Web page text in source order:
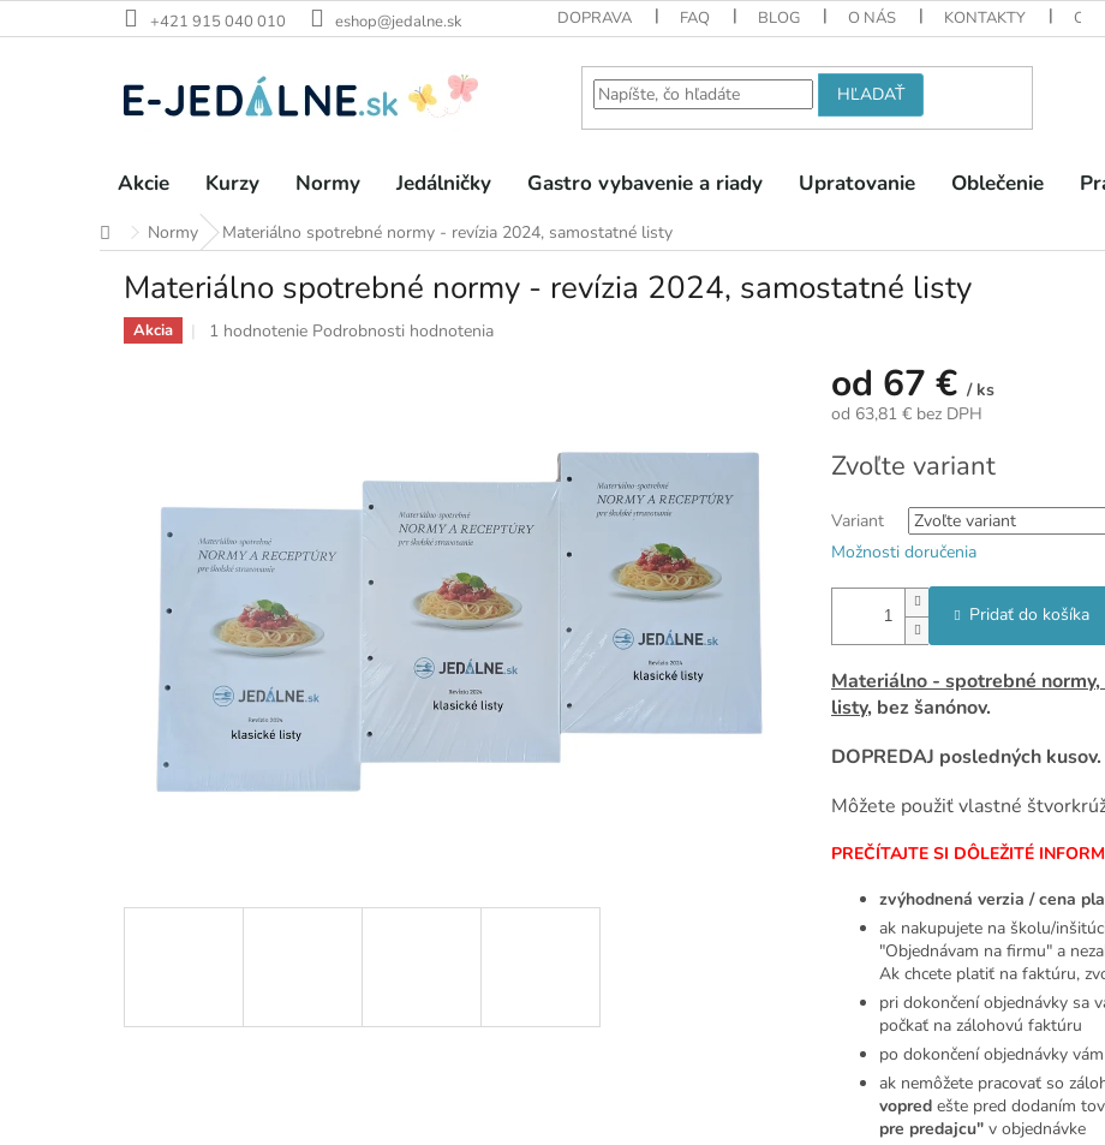
na
+421 915 040 010 eshop@jedalne.sk DOPRAVA FAQ BLOG O NÁS KONTAKTY
HĽADAŤ
Akcie Kurzy Normy Jedálničky Gastro vybavenie a riady Upratovanie Oblečenie
DomovNormy Materiálno spotrebné normy - revízia 2024, samostatné listy
Materiálno spotrebné normy - revízia 2024, samostatné listy
Akcia
Priemerné
1 hodnotenie Podrobnosti hodnotenia
od 67 € / ks
od 63,81 € bez DPH
cena:
Zvoľte variant
Variant
Možnosti doručenia
Pridať do košíka
Materiálno - spotrebné
listy, bez šanónov.
DOPREDAJ posledných kusov.
Môžete použiť vlastné
PREČÍTAJTE SI DÔLEŽITÉ
zvýhodnená verzia / cena
ak nakupujete na školu/
"Objednávam na firmu" a
Ak chcete platiť na faktúru,
pri dokončení objednávky sa
počkať na zálohovú faktúru
po dokončení objednávky
ak nemôžete pracovať so
vopred ešte pred dodaním
pre predajcu" v objednávke